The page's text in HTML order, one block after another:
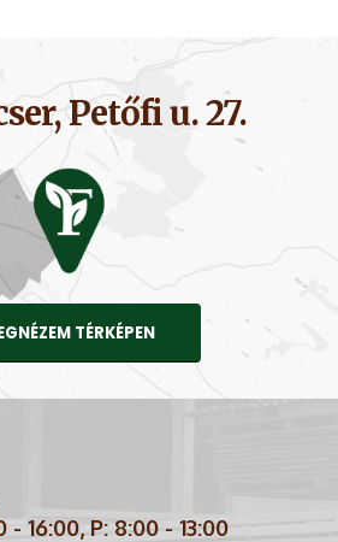
Petőfi u. 27.
TÉRKÉPEN
- 16:00, P: 8:00 - 13:00